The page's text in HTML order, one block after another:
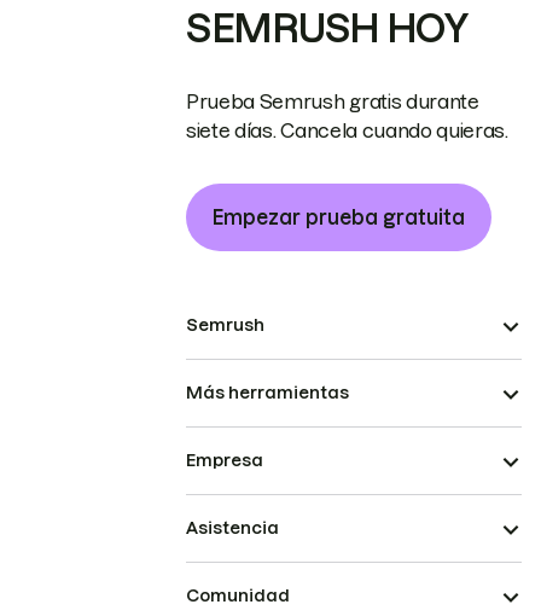
SEMRUSH HOY
Prueba Semrush gratis durante
siete días. Cancela cuando quieras.
Empezar prueba gratuita
Semrush
Más herramientas
Empresa
Asistencia
Comunidad